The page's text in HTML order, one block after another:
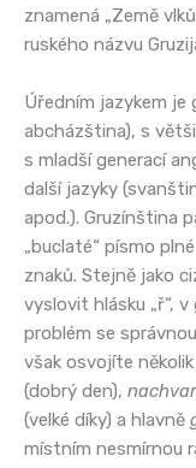
znamená „Země
ruského názvu
Úředním jazykem je
abcházština), s
s mladší generací
další jazyky
apod.). Gruzínština
„buclaté“ písmo
znaků. Stejně jako
vyslovit hlásku „ř“,
problém se
však osvojíte
(dobrý den),
(velké díky) a hlavně
místním nesmírnou